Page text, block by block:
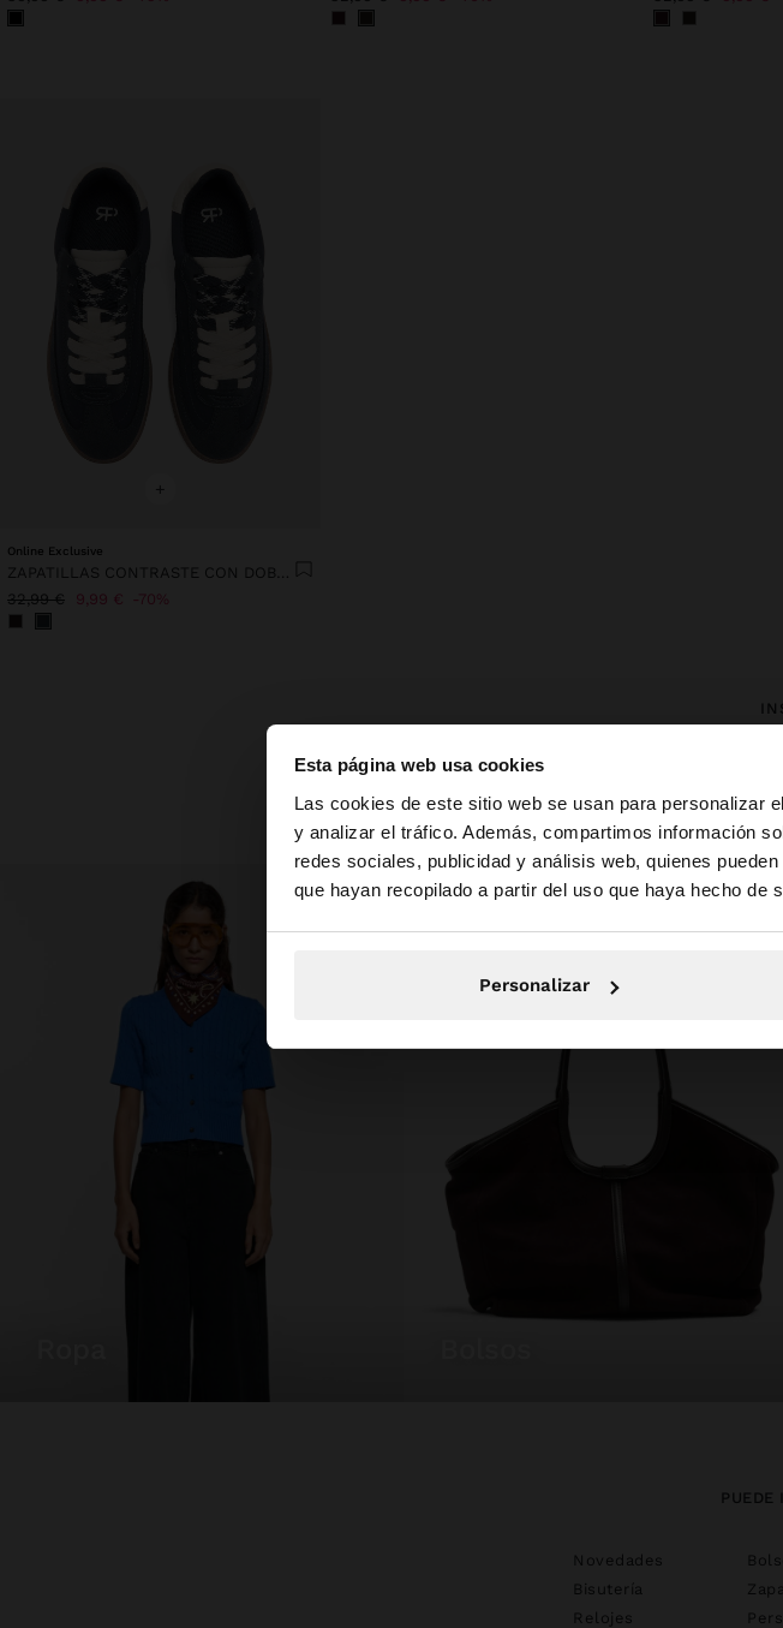
Esta página web usa cookies
Las cookies de este sitio web se usan para personalizar
y analizar el tráfico. Además, compartimos información
redes sociales, publicidad y análisis web, quienes
que hayan recopilado a partir del uso que haya hecho de
Personalizar
hola
Estás accediendo a la web de España.
No, continuar
+
Online Exclusive
32,99 € 9,99 € 70%
Descubre nuevas ideas de
PUEDE
Novedades
Bisutería
Relojes